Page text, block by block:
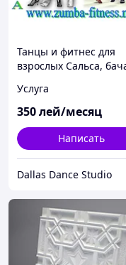
Танцы и фитнес для
взрослых Сальса,
пилатес! Кишинев.
Рышкановка, Dallas
Услуга
350лей/месяц
Написать
Dallas Dance Studio